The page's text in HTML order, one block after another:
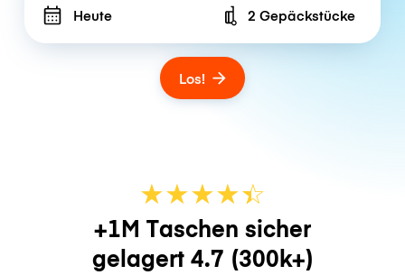
Heute Number of bags
2 Gepäckstücke
Los!
★★★★☆
★
+1M Taschen sicher
gelagert 4.7 (300k+)